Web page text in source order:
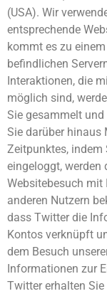
(USA). Wir
entsprechende
kommt es zu
befindlichen
Interaktionen, die
möglich sind,
Sie gesammelt
Sie darüber hinaus
Zeitpunktes, indem
eingeloggt, werden
Websitebesuch
anderen Nutzern
dass Twitter die
Kontos verknüpft
dem Besuch
Informationen zur
Twitter erhalten